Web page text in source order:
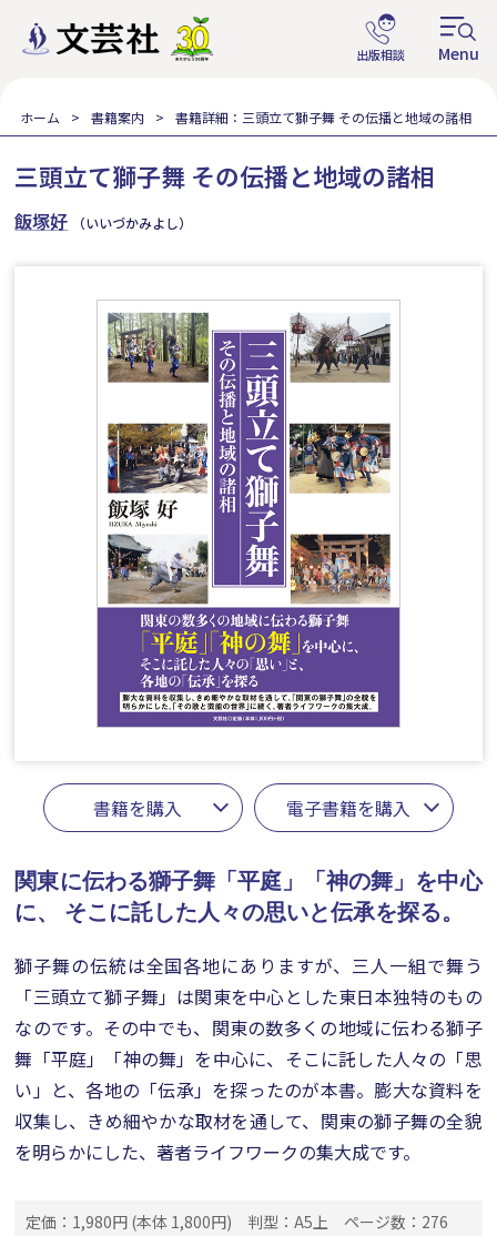
ホーム 書籍案内 書籍詳細：三頭立て獅子舞 その伝播と地域の諸相
三頭立て獅子舞 その伝播と地域の諸相
飯塚好 （いいづかみよし）
書籍を購入 電子書籍を購入
関東に伝わる獅子舞「平庭」「神の舞」を中心
に、
そこに託した人々の思いと伝承を探る。
獅子舞の伝統は全国各地にありますが、三人一組で舞う
「三頭立て獅子舞」は関東を中心とした東日本独特のもの
なのです。その中でも、関東の数多くの地域に伝わる獅子
舞「平庭」「神の舞」を中心に、そこに託した人々の「思
い」と、各地の「伝承」を探ったのが本書。膨大な資料を
収集し、きめ細やかな取材を通して、関東の獅子舞の全貌
を明らかにした、著者ライフワークの集大成です。
定価：1,980円 (本体 1,800円) 判型：A5上
ページ数：276